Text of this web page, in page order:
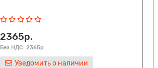
2365р.
Без НДС: 2365р.
Уведомить о наличии